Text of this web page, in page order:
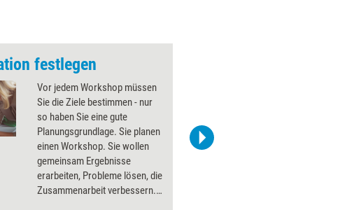
festlegen
Vor jedem Workshop müssen
Sie die Ziele bestimmen - nur
so haben Sie eine gute
Planungsgrundlage. Sie planen
einen Workshop. Sie wollen
gemeinsam Ergebnisse
erarbeiten, Probleme lösen, die
Zusammenarbeit verbessern.